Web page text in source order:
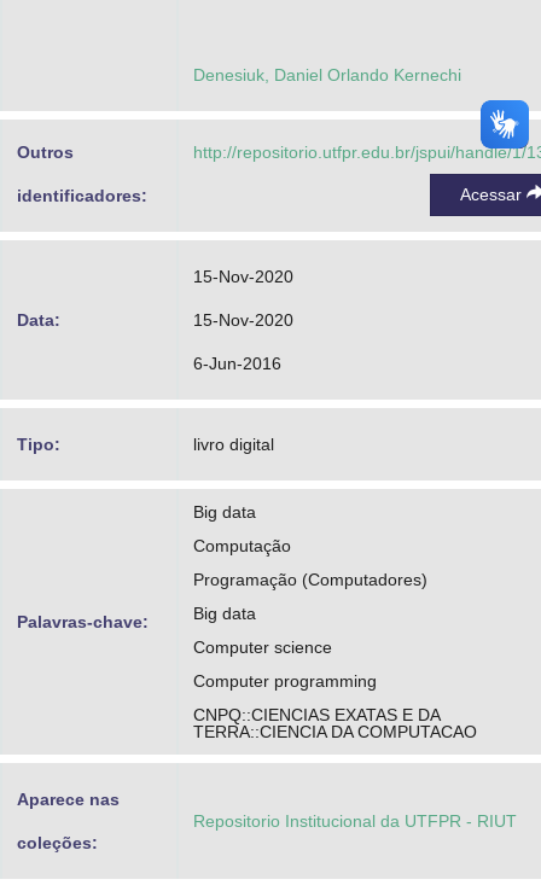
Denesiuk, Daniel Orlando Kernechi
Outros
identificadores:
http://repositorio.utfpr.edu.br/jspui/handle/1/
Acessar
Data:
15-Nov-2020
15-Nov-2020
6-Jun-2016
Tipo: livro digital
Palavras-chave:
Big data
Computação
Programação (Computadores)
Big data
Computer science
Computer programming
CNPQ::CIENCIAS EXATAS E DA
TERRA::CIENCIA DA COMPUTACAO
Aparece nas
coleções:
Repositorio Institucional da UTFPR - RIUT